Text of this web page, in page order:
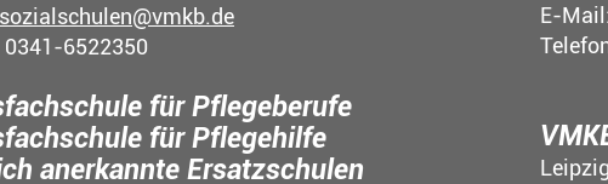
sozialschulen@vmkb.de
0341-6522350
für Pflegeberufe
für Pflegehilfe
anerkannte Ersatzschulen
E-Mail: